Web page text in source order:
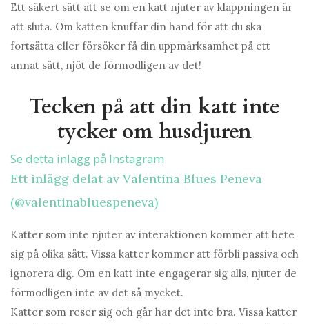
Ett säkert sätt att se om en katt njuter av klappningen är
att sluta. Om katten knuffar din hand för att du ska
fortsätta eller försöker få din uppmärksamhet på ett
annat sätt, njöt de förmodligen av det!
Tecken på att din katt inte
tycker om husdjuren
Se detta inlägg på Instagram
Ett inlägg delat av Valentina Blues Peneva
(@valentinabluespeneva)
Katter som inte njuter av interaktionen kommer att bete
sig på olika sätt. Vissa katter kommer att förbli passiva och
ignorera dig. Om en katt inte engagerar sig alls, njuter de
förmodligen inte av det så mycket.
Katter som reser sig och går har det inte bra. Vissa katter